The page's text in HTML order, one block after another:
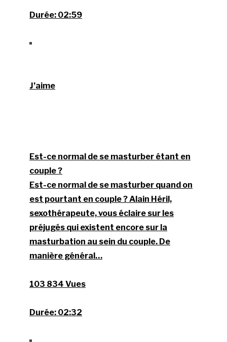
Durée: 02:59
J’aime
Est-ce normal de se masturber étant en
couple ?
Est-ce normal de se masturber quand on
est pourtant en couple ? Alain Héril,
sexothérapeute, vous éclaire sur les
préjugés qui existent encore sur la
masturbation au sein du couple. De
manière général…
103 834 Vues
Durée: 02:32